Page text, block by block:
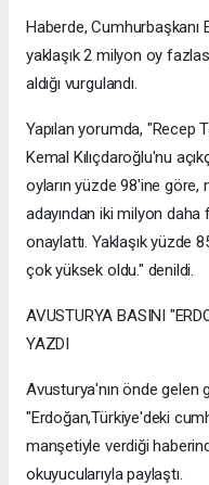
Haberde, Cumhurbaşkanı
yaklaşık 2 milyon oy
aldığı vurgulandı.
Yapılan yorumda, "Recep
Kemal Kılıçdaroğlu'nu
oyların yüzde 98'ine
adayından iki milyon
onaylattı. Yaklaşık yüzde
çok yüksek oldu." denildi.
AVUSTURYA BASINI
YAZDI
Avusturya'nın önde gelen
"Erdoğan,Türkiye'deki
manşetiyle verdiği
okuyucularıyla paylaştı.